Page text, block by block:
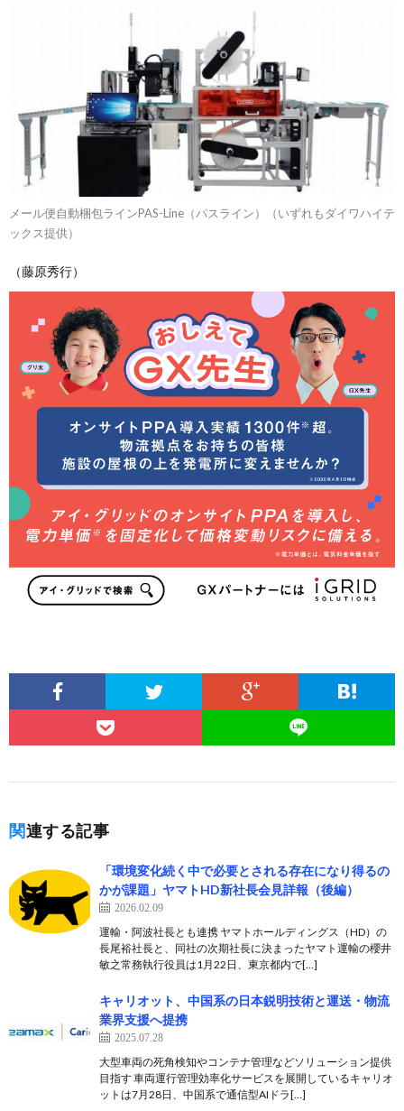
メール便自動梱包ラインPAS-Line（パスライン）（いずれもダイワハイテ
ックス提供）
（藤原秀行）
関連する記事
「環境変化続く中で必要とされる存在になり得るの
かが課題」ヤマトHD新社長会見詳報（後編）
2026.02.09
運輸・阿波社長とも連携 ヤマトホールディングス（HD）の
長尾裕社長と、同社の次期社長に決まったヤマト運輸の櫻井
敏之常務執行役員は1月22日、東京都内で[…]
キャリオット、中国系の日本鋭明技術と運送・物流
業界支援へ提携
2025.07.28
大型車両の死角検知やコンテナ管理などソリューション提供
目指す 車両運行管理効率化サービスを展開しているキャリオ
ットは7月28日、中国系で通信型AIドラ[…]